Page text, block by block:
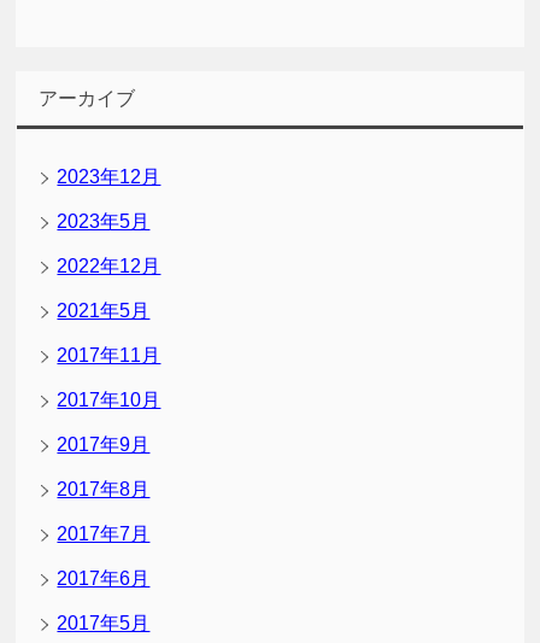
アーカイブ
2023年12月
2023年5月
2022年12月
2021年5月
2017年11月
2017年10月
2017年9月
2017年8月
2017年7月
2017年6月
2017年5月